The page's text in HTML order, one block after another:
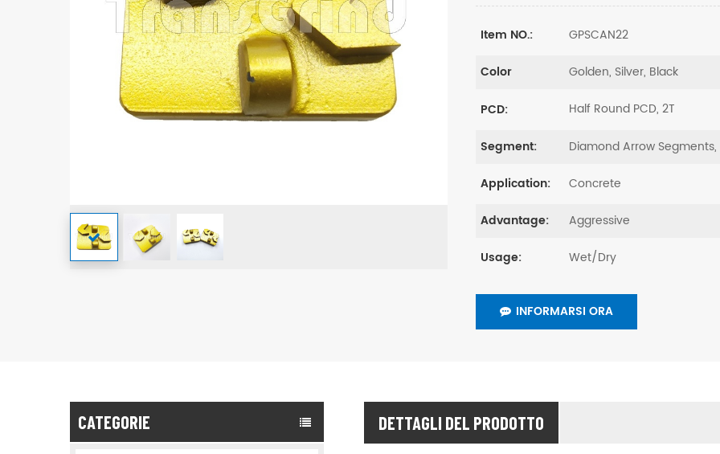
Item NO.: GPSCAN22
Color Golden, Silver, Black
PCD: Half Round PCD, 2T
Segment: Diamond Arrow Segments,
Application: Concrete
Advantage: Aggressive
Usage: Wet/Dry
INFORMARSI ORA
CATEGORIE DETTAGLI DEL PRODOTTO